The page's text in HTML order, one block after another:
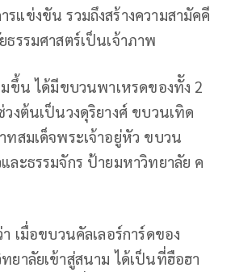
แข่งขัน รวมถึงสร้างความสามัคคี
รรมศาสตร์เป็นเจ้าภาพ
มขึ้น ได้มีขบวนพาเหรดของทััง 2
งต้นเป็นวงดุริยางศ์ ขบวนเทิด
ทสมเด็จพระเจ้าอยู่หัว ขบวน
ละธรรมจักร ป้ายมหาวิทยาลัย ค
เมื่อขบวนคัลเลอร์การ์ดของ
ยาลัยเข้าสู่สนาม ได้เป็นที่ฮือฮา